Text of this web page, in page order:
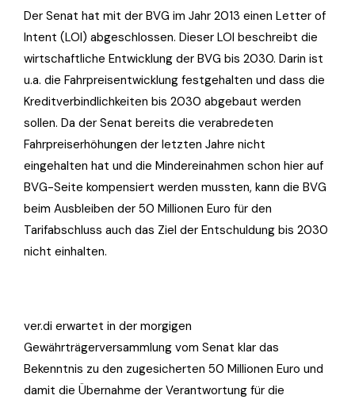
Der Senat hat mit der BVG im Jahr 2013 einen Letter of
Intent (LOI) abgeschlossen. Dieser LOI beschreibt die
wirtschaftliche Entwicklung der BVG bis 2030. Darin ist
u.a. die Fahrpreisentwicklung festgehalten und dass die
Kreditverbindlichkeiten bis 2030 abgebaut werden
sollen. Da der Senat bereits die verabredeten
Fahrpreiserhöhungen der letzten Jahre nicht
eingehalten hat und die Mindereinahmen schon hier auf
BVG-Seite kompensiert werden mussten, kann die BVG
beim Ausbleiben der 50 Millionen Euro für den
Tarifabschluss auch das Ziel der Entschuldung bis 2030
nicht einhalten.
ver.di erwartet in der morgigen
Gewährträgerversammlung vom Senat klar das
Bekenntnis zu den zugesicherten 50 Millionen Euro und
damit die Übernahme der Verantwortung für die